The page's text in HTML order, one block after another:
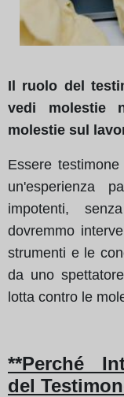
Il ruolo del
vedi molestie
molestie sul
Essere
un'esperienza
impotenti,
dovremmo
strumenti e le
da uno
lotta contro le
**Perché
del